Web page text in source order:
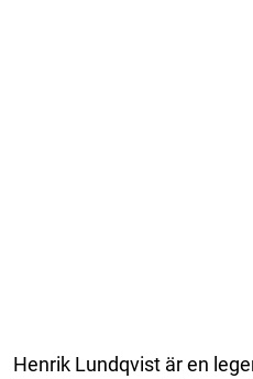
Henrik Lundqvist är en